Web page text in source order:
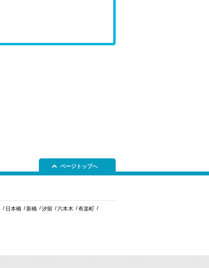
ページトップへ
日本橋 新橋 汐留 六本木
有楽町